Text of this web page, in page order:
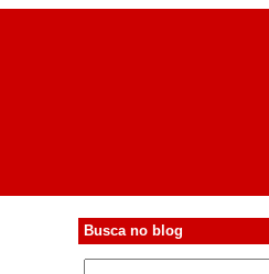
Busca no blog